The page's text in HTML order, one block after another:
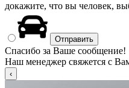
докажите, что вы человек,
Спасибо за Ваше сообщение!
Наш менеджер свяжется с